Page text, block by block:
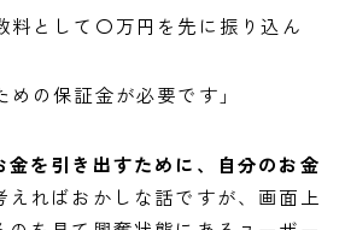
料として〇万円を先に振り込ん
めの保証金が必要です」
金を引き出すために、自分のお金
えればおかしな話ですが、画面上